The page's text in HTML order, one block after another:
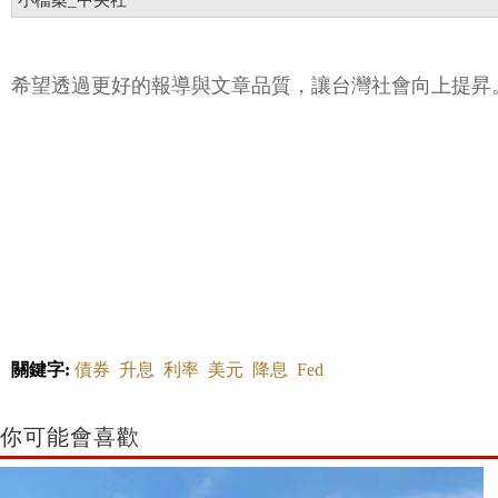
希望透過更好的報導與文章品質，讓台灣社會向上提昇
關鍵字: 債券 升息 利率 美元 降息 Fed
你可能會喜歡